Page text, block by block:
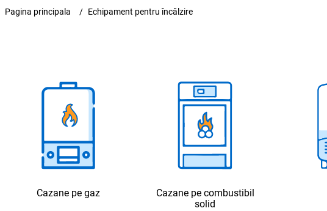
Pagina principala Echipament pentru încălzire
Cazane pe gaz
Cazane pe combustibil
solid